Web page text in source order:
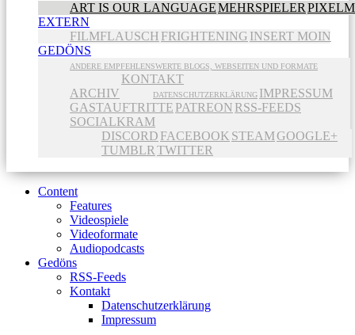
ART IS OUR LANGUAGEMEHRSPIELER
EXTERN
FILMFLAUSCH FRIGHTENING INSERT MOIN
GEDÖNS
ANDERE EMPFEHLENSWERTE BLOGS, WEBSEITEN UND FORMATE
ARCHIV
KONTAKT
DATENSCHUTZERKLÄRUNG IMPRESSUM
GASTAUFTRITTE PATREON RSS-FEEDS
SOCIALKRAM
DISCORD FACEBOOK STEAMGOOGLE+
TUMBLR TWITTER
Content
Features
Videospiele
Videoformate
Audiopodcasts
Gedöns
RSS-Feeds
Kontakt
Datenschutzerklärung
Impressum